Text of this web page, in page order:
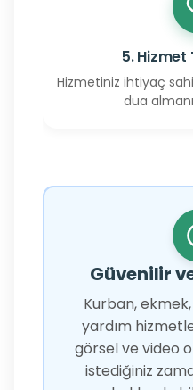
5. Hizmet
Hizmetiniz ihtiyaç
dua
Güvenilir
Kurban,
yardım
görsel ve video
istediğiniz